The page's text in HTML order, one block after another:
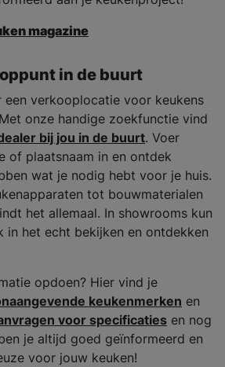
magazine
in de buurt
een verkooplocatie voor keukens
onze handige zoekfunctie vind
bij jou in de buurt. Voer
of plaatsnaam in en ontdek
wat je nodig hebt voor je huis.
tot bouwmaterialen
het allemaal. In showrooms kun
in het echt bekijken en ontdekken
opdoen? Hier vind je
keukenmerken en
voor specificaties en nog
je altijd goed geïnformeerd en
voor jouw keuken!